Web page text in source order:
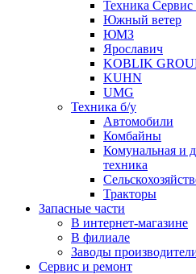
Техника
Южный ветер
ЮМЗ
Ярославич
KOBLIK
KUHN
UMG
Техника б/у
Автомобили
Комбайны
Комунальная и
техника
Тракторы
Запасные части
В интернет-магазине
В филиале
Заводы
Сервис и ремонт